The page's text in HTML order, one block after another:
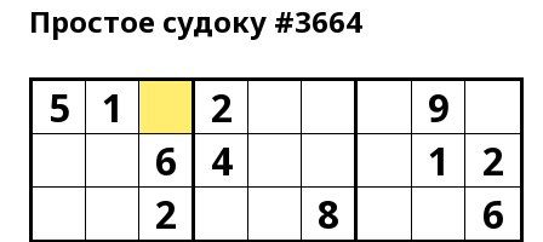
Простое cудоку #3664
5 1 2
9
6
4 1
2
2
8
6